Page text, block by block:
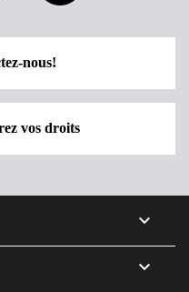
nous!
vos droits

